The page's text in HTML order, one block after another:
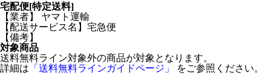
宅配便[特定送料]
【業者】 ヤマト運輸
【配送サービス名】宅急便
【備考】
対象商品
送料無料ライン対象外の商品が対象となります。
詳細は 「送料無料ラインガイドページ」
をご参照ください。